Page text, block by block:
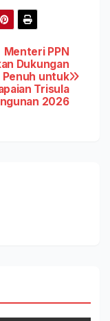
Menteri PPN
Dukungan
Penuh untuk
Trisula
2026